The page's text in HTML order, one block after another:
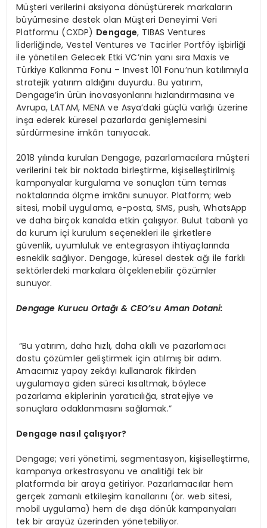
Müşteri verilerini aksiyona dönüştürerek markaların
büyümesine destek olan Müşteri Deneyimi Veri
Platformu (CXDP) Dengage, TIBAS Ventures
liderliğinde, Vestel Ventures ve Tacirler Portföy işbirliği
ile yönetilen Gelecek Etki VC’nin yanı sıra Maxis ve
Türkiye Kalkınma Fonu – Invest 101 Fonu’nun katılımıyla
stratejik yatırım aldığını duyurdu. Bu yatırım,
Dengage’in ürün inovasyonlarını hızlandırmasına ve
Avrupa, LATAM, MENA ve Asya’daki güçlü varlığı üzerine
inşa ederek küresel pazarlarda genişlemesini
sürdürmesine imkân tanıyacak.
2018 yılında kurulan Dengage, pazarlamacılara müşteri
verilerini tek bir noktada birleştirme, kişiselleştirilmiş
kampanyalar kurgulama ve sonuçları tüm temas
noktalarında ölçme imkânı sunuyor. Platform; web
sitesi, mobil uygulama, e-posta, SMS, push, WhatsApp
ve daha birçok kanalda etkin çalışıyor. Bulut tabanlı ya
da kurum içi kurulum seçenekleri ile şirketlere
güvenlik, uyumluluk ve entegrasyon ihtiyaçlarında
esneklik sağlıyor. Dengage, küresel destek ağı ile farklı
sektörlerdeki markalara ölçeklenebilir çözümler
sunuyor.
Dengage Kurucu Ortağı & CEO’su Aman Dotani:
“Bu yatırım, daha hızlı, daha akıllı ve pazarlamacı
dostu çözümler geliştirmek için atılmış bir adım.
Amacımız yapay zekâyı kullanarak fikirden
uygulamaya giden süreci kısaltmak, böylece
pazarlama ekiplerinin yaratıcılığa, stratejiye ve
sonuçlara odaklanmasını sağlamak.”
Dengage nasıl çalışıyor?
Dengage; veri yönetimi, segmentasyon, kişiselleştirme,
kampanya orkestrasyonu ve analitiği tek bir
platformda bir araya getiriyor. Pazarlamacılar hem
gerçek zamanlı etkileşim kanallarını (ör. web sitesi,
mobil uygulama) hem de dışa dönük kampanyaları
tek bir arayüz üzerinden yönetebiliyor.